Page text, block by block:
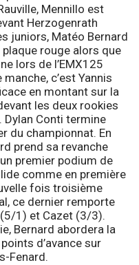
Mennillo est
Herzogenrath
juniors, Matéo Bernard
rouge alors que
lors de l’EMX125
c’est Yannis
en montant sur la
les deux rookies
Dylan Conti termine
du championnat. En
prend sa revanche
premier podium de
comme en première
fois troisième
ce dernier remporte
(5/1) et Cazet (3/3).
Bernard abordera la
d’avance sur
Fenard.